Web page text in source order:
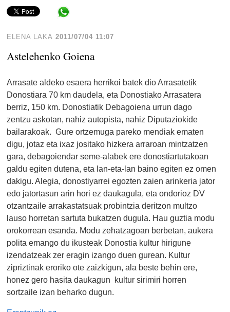
ELENA LAKA 2011/07/04 11:07
Astelehenko Goiena
Arrasate aldeko esaera herrikoi batek dio Arrasatetik
Donostiara 70 km daudela, eta Donostiako Arrasatera
berriz, 150 km. Donostiatik Debagoiena urrun dago
zentzu askotan, nahiz autopista, nahiz Diputaziokide
bailarakoak. Gure ortzemuga pareko mendiak ematen
digu, jotaz eta ixaz jositako hizkera arraroan mintzatzen
gara, debagoiendar seme-alabek ere donostiartutakoan
galdu egiten dutena, eta lan-eta-lan baino egiten ez omen
dakigu. Alegia, donostiyarrei egozten zaien arinkeria jator
edo jatortasun arin hori ez daukagula, eta ondorioz DV
otzantzaile arrakastatsuak probintzia deritzon multzo
lauso horretan sartuta bukatzen dugula. Hau guztia modu
orokorrean esanda. Modu zehatzagoan berbetan, aukera
polita emango du ikusteak Donostia kultur hirigune
izendatzeak zer eragin izango duen gurean. Kultur
zipriztinak eroriko ote zaizkigun, ala beste behin ere,
honez gero hasita daukagun kultur sirimiri horren
sortzaile izan beharko dugun.